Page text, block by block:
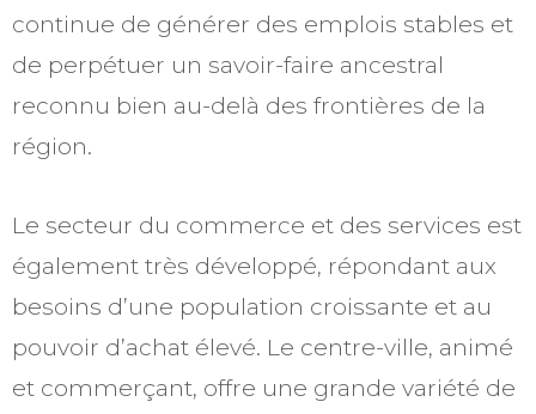
continue de générer des emplois stables et
de perpétuer un savoir-faire ancestral
reconnu bien au-delà des frontières de la
région.
Le secteur du commerce et des services est
également très développé, répondant aux
besoins d’une population croissante et au
pouvoir d’achat élevé. Le centre-ville, animé
et commerçant, offre une grande variété de